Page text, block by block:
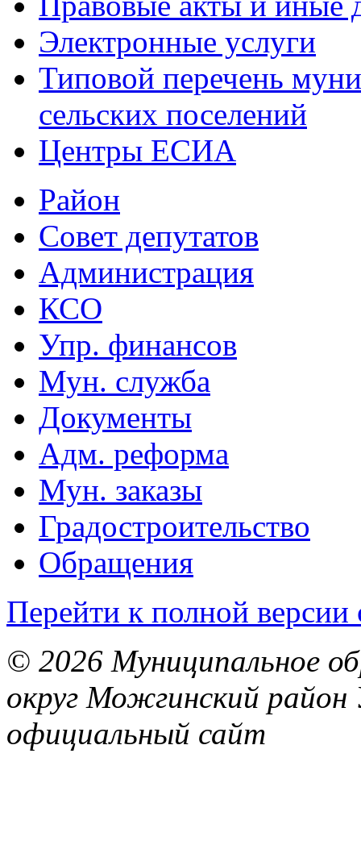
Электронные услуги
Типовой перечень
сельских поселений
Центры ЕСИА
Район
Совет депутатов
Администрация
КСО
Упр. финансов
Мун. служба
Документы
Адм. реформа
Мун. заказы
Градостроительство
Обращения
Перейти к полной версии
© 2026 Муниципальное
округ Можгинский район
официальный сайт